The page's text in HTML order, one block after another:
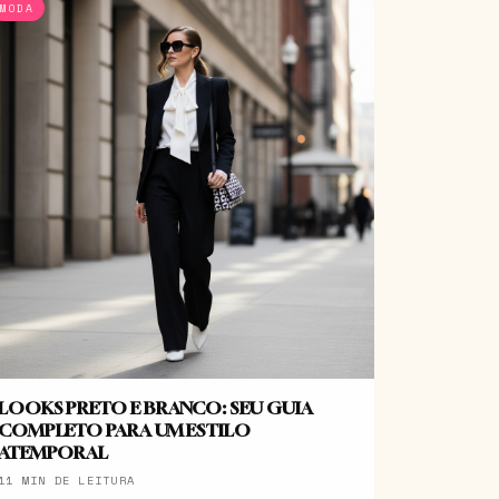
MODA
PRETO E BRANCO: SEU GUIA
PARA UM ESTILO
MIN DE LEITURA